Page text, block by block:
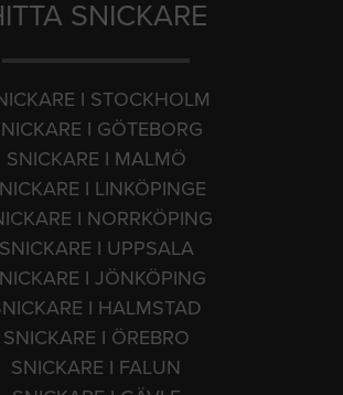
SNICKARE
I STOCKHOLM
I GÖTEBORG
SNICKARE I MALMÖ
I LINKÖPINGE
I NORRKÖPING
SNICKARE I UPPSALA
I JÖNKÖPING
I HALMSTAD
SNICKARE I ÖREBRO
SNICKARE I FALUN